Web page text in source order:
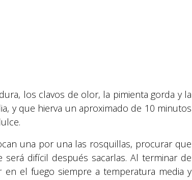
los clavos de olor, la pimienta gorda y la
y que hierva un aproximado de 10 minutos
una por una las rosquillas, procurar que
difícil después sacarlas. Al terminar de
el fuego siempre a temperatura media y
Medios, es una multiplataforma de
católica en Honduras,
Comunicación Social.
Política y privacidad